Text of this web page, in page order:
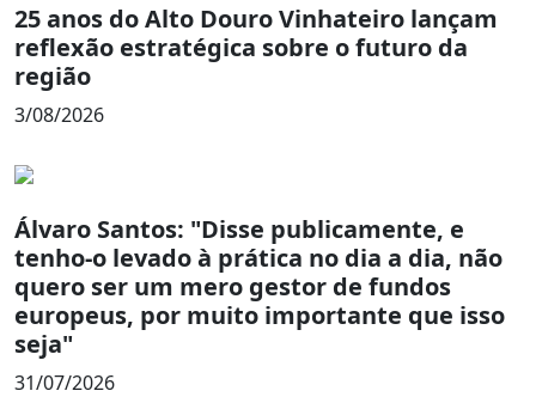
25 anos do Alto Douro Vinhateiro lançam
reflexão estratégica sobre o futuro da
região
3/08/2026
Álvaro Santos: "Disse publicamente, e
tenho-o levado à prática no dia a dia, não
quero ser um mero gestor de fundos
europeus, por muito importante que isso
seja"
31/07/2026